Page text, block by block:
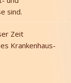
sind.
Zeit
Krankenhaus-